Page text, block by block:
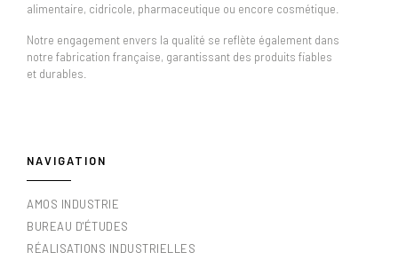
alimentaire, cidricole, pharmaceutique ou encore cosmétique.
Notre engagement envers la qualité se reflète également dans
notre fabrication française, garantissant des produits fiables
et durables.
NAVIGATION
AMOS INDUSTRIE
BUREAU D'ÉTUDES
RÉALISATIONS INDUSTRIELLES